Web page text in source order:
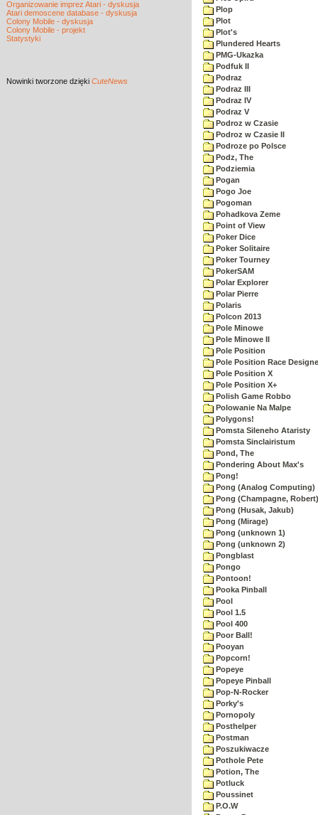
Organizowanie imprez Atari - dyskusja
Atari demoscene database - dyskusja
Colony Mobile - dyskusja
Colony Mobile - projekt
Statystyki
Nowinki tworzone dzięki CuteNews
Plop
Plot
Plot's
Plundered Hearts
PMG-Ukazka
Podfuk II
Podraz
Podraz III
Podraz IV
Podraz V
Podroz w Czasie
Podroz w Czasie II
Podroze po Polsce
Podz, The
Podziemia
Pogan
Pogo Joe
Pogoman
Pohadkova Zeme
Point of View
Poker Dice
Poker Solitaire
Poker Tourney
PokerSAM
Polar Explorer
Polar Pierre
Polaris
Polcon 2013
Pole Minowe
Pole Minowe II
Pole Position
Pole Position Race
Pole Position X
Pole Position X+
Polish Game Robbo
Polowanie Na Malpe
Polygons!
Pomsta Sileneho Ataristy
Pomsta Sinclairistum
Pond, The
Pondering About Max's
Pong!
Pong (Analog Computing)
Pong (Champagne, Robert)
Pong (Husak, Jakub)
Pong (Mirage)
Pong (unknown 1)
Pong (unknown 2)
Pongblast
Pongo
Pontoon!
Pooka Pinball
Pool
Pool 1.5
Pool 400
Poor Ball!
Pooyan
Popcorn!
Popeye
Popeye Pinball
Pop-N-Rocker
Porky's
Pornopoly
Posthelper
Postman
Poszukiwacze
Pothole Pete
Potion, The
Potluck
Poussinet
P.O.W